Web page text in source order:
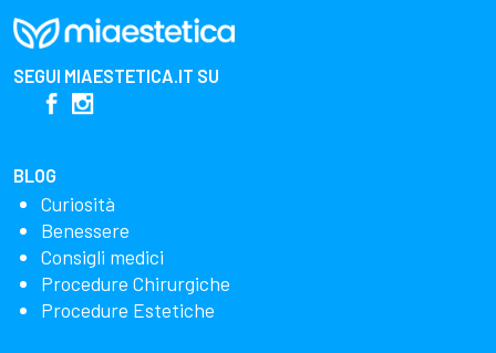
SEGUI MIAESTETICA.IT SU
BLOG
Curiosità
Benessere
Consigli medici
Procedure Chirurgiche
Procedure Estetiche